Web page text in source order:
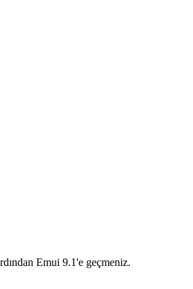
Emui 9.1'e geçmeniz.